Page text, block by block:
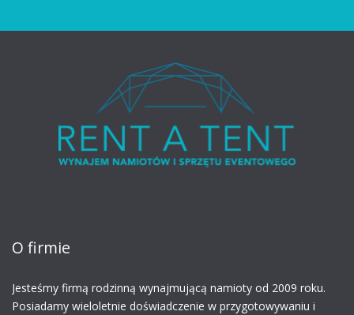
O firmie
Jesteśmy firmą rodzinną wynajmującą namioty od 2009 roku.
Posiadamy wieloletnie doświadczenie w przygotowywaniu i